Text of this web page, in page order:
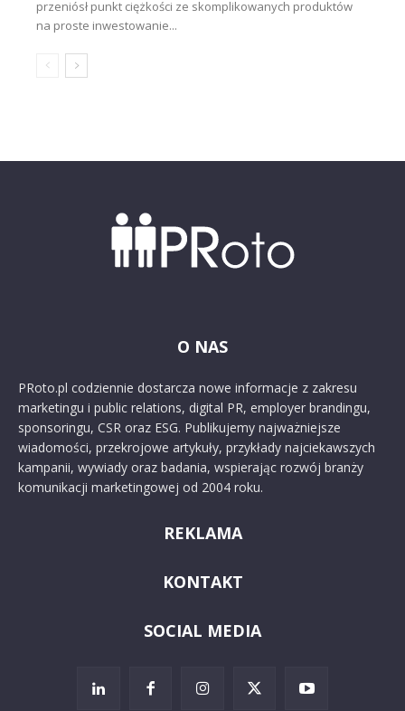
przeniósł punkt ciężkości ze skomplikowanych produktów
na proste inwestowanie...
O NAS
PRoto.pl codziennie dostarcza nowe informacje z zakresu
marketingu i public relations, digital PR, employer brandingu,
sponsoringu, CSR oraz ESG. Publikujemy najważniejsze
wiadomości, przekrojowe artykuły, przykłady najciekawszych
kampanii, wywiady oraz badania, wspierając rozwój branży
komunikacji marketingowej od 2004 roku.
REKLAMA
KONTAKT
SOCIAL MEDIA